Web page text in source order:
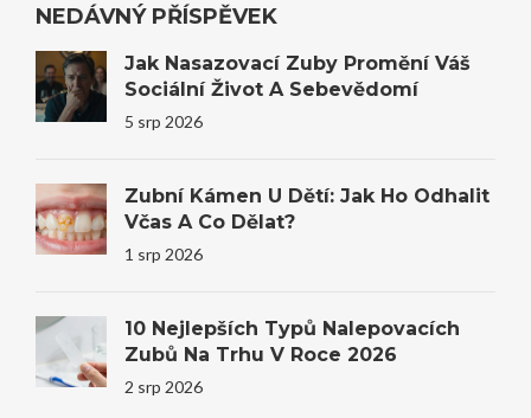
NEDÁVNÝ PŘÍSPĚVEK
Jak Nasazovací Zuby Promění Váš
Sociální Život A Sebevědomí
5 srp 2026
Zubní Kámen U Dětí: Jak Ho Odhalit
Včas A Co Dělat?
1 srp 2026
10 Nejlepších Typů Nalepovacích
Zubů Na Trhu V Roce 2026
2 srp 2026